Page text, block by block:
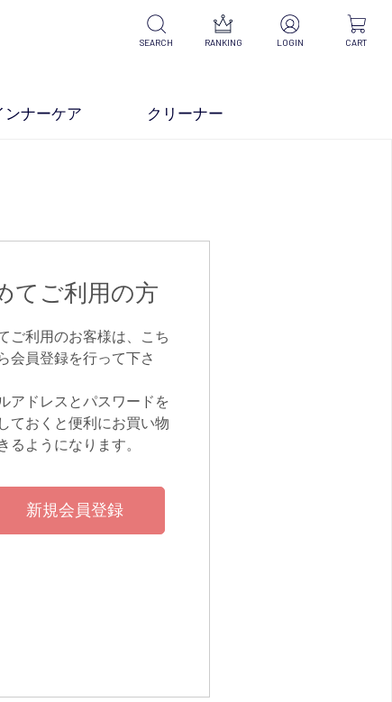
ンナーケア クリーナー
SEARCH RANKING LOGIN CART
てご利用の方
ご利用のお客様は、こち
会員登録を行って下さ
アドレスとパスワードを
ておくと便利にお買い物
るようになります。